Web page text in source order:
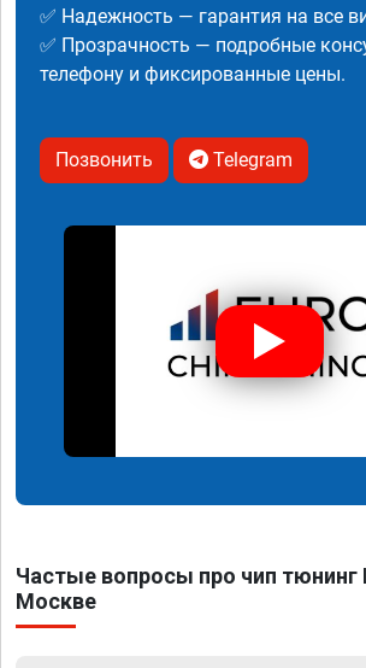
✅ Надежность — гарантия на все
✅ Прозрачность — подробные
телефону и фиксированные цены.
Позвонить Telegram
Частые вопросы про чип тюнинг
Москве